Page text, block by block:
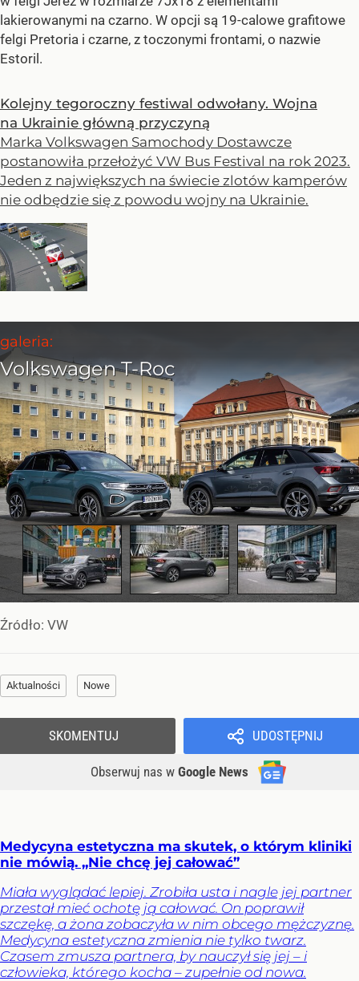
lakierowanymi na czarno. W opcji są 19-calowe grafitowe
felgi Pretoria i czarne, z toczonymi frontami, o nazwie
Estoril.
Kolejny tegoroczny festiwal odwołany. Wojna
na Ukrainie główną przyczyną
Marka Volkswagen Samochody Dostawcze
postanowiła przełożyć VW Bus Festival na rok 2023.
Jeden z największych na świecie zlotów kamperów
nie odbędzie się z powodu wojny na Ukrainie.
Źródło: VW
Aktualności Nowe
UDOSTĘPNIJ
Obserwuj nas w Google News
SKOMENTUJ
Medycyna estetyczna ma skutek, o którym kliniki
nie mówią. „Nie chcę jej całować”
Miała wyglądać lepiej. Zrobiła usta i nagle jej partner
przestał mieć ochotę ją całować. On poprawił
szczękę, a żona zobaczyła w nim obcego mężczyznę.
Medycyna estetyczna zmienia nie tylko twarz.
Czasem zmusza partnera, by nauczył się jej – i
człowieka, którego kocha – zupełnie od nowa.